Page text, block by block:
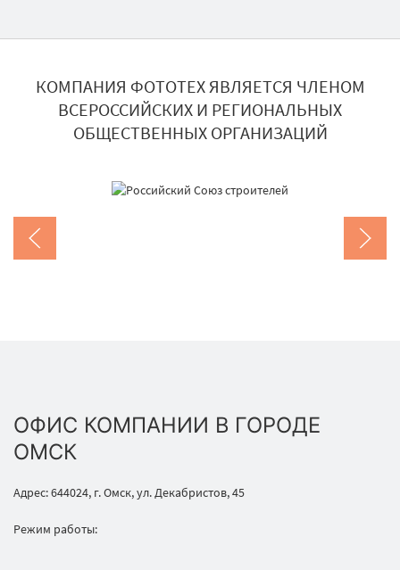
КОМПАНИЯ ФОТОТЕХ ЯВЛЯЕТСЯ ЧЛЕНОМ
ВСЕРОССИЙСКИХ И РЕГИОНАЛЬНЫХ
ОБЩЕСТВЕННЫХ ОРГАНИЗАЦИЙ
ОФИС КОМПАНИИ В ГОРОДЕ
ОМСК
Адрес: 644024, г. Омск, ул. Декабристов, 45
Режим работы: